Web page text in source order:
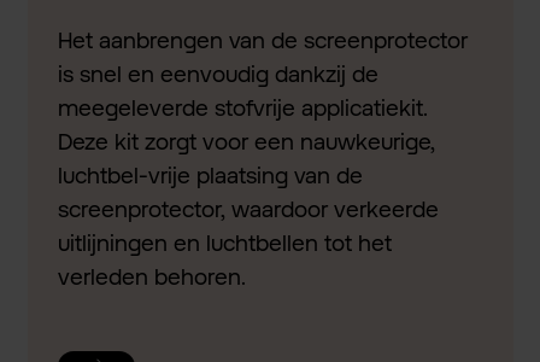
Het aanbrengen van de screenprotector
is snel en eenvoudig dankzij de
meegeleverde stofvrije applicatiekit.
Deze kit zorgt voor een nauwkeurige,
luchtbel-vrije plaatsing van de
screenprotector, waardoor verkeerde
uitlijningen en luchtbellen tot het
verleden behoren.